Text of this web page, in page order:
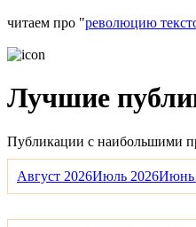
читаем про "революцию
Лучшие
Публикации с наибольшими
Август 2026Июль 2026Июнь